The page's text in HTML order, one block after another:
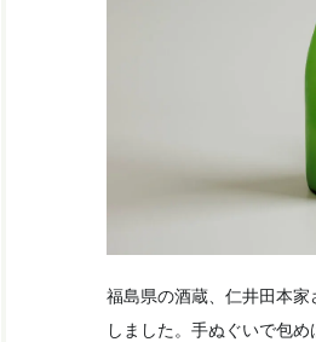
福島県の酒蔵、仁井田本
しました。手ぬぐいで包め